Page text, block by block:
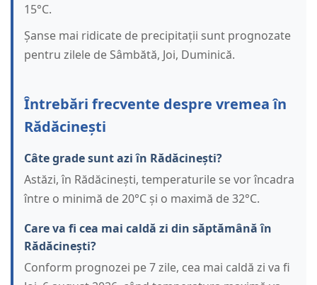
15°C.
Șanse mai ridicate de precipitații sunt prognozate
pentru zilele de Sâmbătă, Joi, Duminică.
Întrebări frecvente despre vremea în
Rădăcinești
Câte grade sunt azi în Rădăcinești?
Astăzi, în Rădăcinești, temperaturile se vor încadra
între o minimă de 20°C și o maximă de 32°C.
Care va fi cea mai caldă zi din săptămână în
Rădăcinești?
Conform prognozei pe 7 zile, cea mai caldă zi va fi